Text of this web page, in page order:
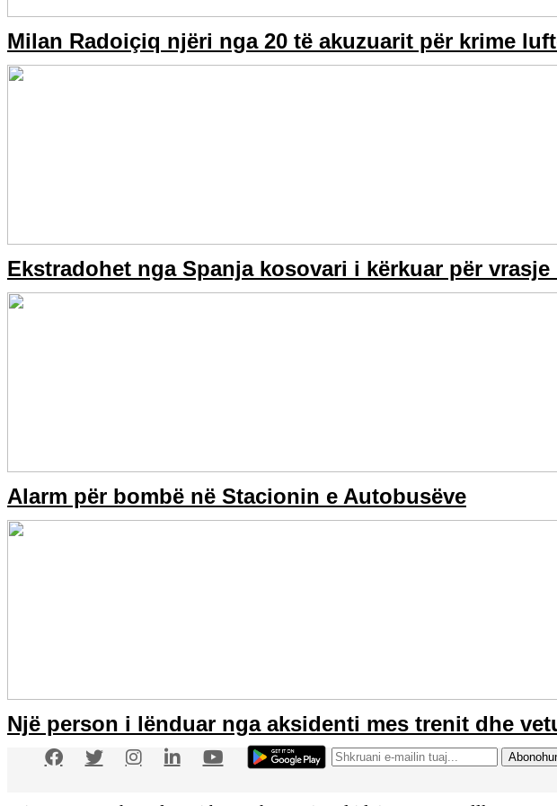
Milan Radoiçiq njëri nga 20 të akuzuarit për krime
Ekstradohet nga Spanja kosovari i kërkuar për vrasje
Alarm për bombë në Stacionin e Autobusëve
Një person i lënduar nga aksidenti mes trenit dhe